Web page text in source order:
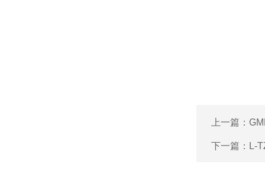
上一篇：
下一篇： L-